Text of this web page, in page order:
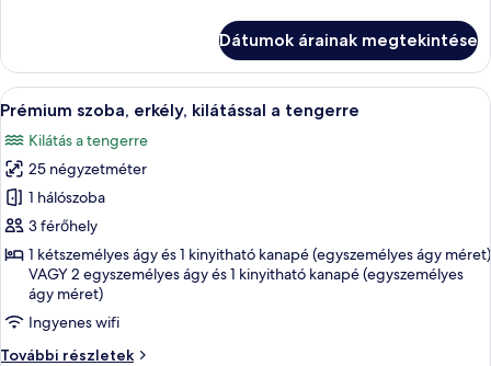
Dátumok árainak megtekintése
A
következő
szoba
összes
képének
megtekintése:
Prémium
szoba,
erkély,
kilátással
a
Egy modern szállodai szoba,
6
Prémium szoba, erkély, kilátással a tengerre
Kilátás a tengerre
25 négyzetméter
1 hálószoba
3 férőhely
1 kétszemélyes ágy és 1 kinyitható kanapé (egyszemélyes ágy méret)
VAGY 2 egyszemélyes ágy és 1 kinyitható kanapé (egyszemélyes
ágy méret)
Ingyenes wifi
További részletek
Prémium